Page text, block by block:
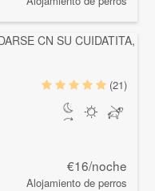
(21)
€16/noche
Alojamiento de perros